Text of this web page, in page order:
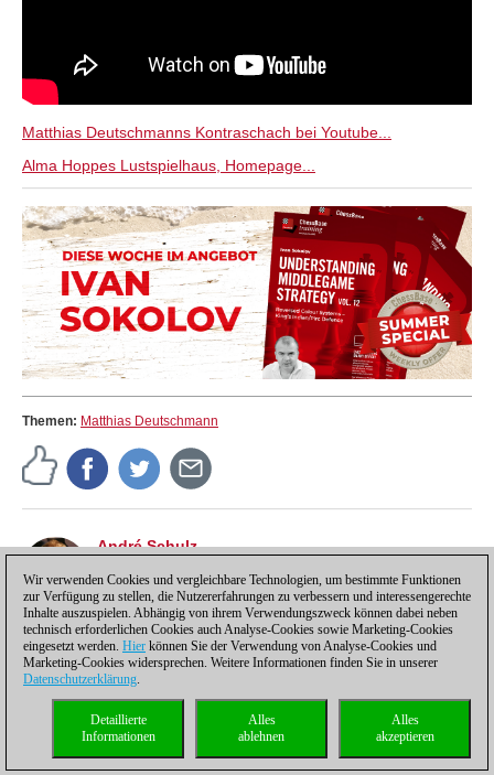
Matthias Deutschmanns Kontraschach bei Youtube...
Alma Hoppes Lustspielhaus, Homepage...
Themen: Matthias Deutschmann
André Schulz
der Redakteur der deutschsprachigen ChessBase
Schachnachrichten-Seite.
Datenschutzhinweis| Kontakt| |Lizenzen
Compliance Hotline|
coldest news
Wir verwenden Cookies und vergleichbare Technologien, um bestimmte Funktionen
zur Verfügung zu stellen, die Nutzererfahrungen zu verbessern und interessengerechte
Inhalte auszuspielen. Abhängig von ihrem Verwendungszweck können dabei neben
technisch erforderlichen Cookies auch Analyse-Cookies sowie Marketing-Cookies
eingesetzt werden. Hier können Sie der Verwendung von Analyse-Cookies und
Marketing-Cookies widersprechen. Weitere Informationen finden Sie in unserer
Datenschutzerklärung.
Alles
akzeptieren
Alles
ablehnen
Detaillierte
Informationen